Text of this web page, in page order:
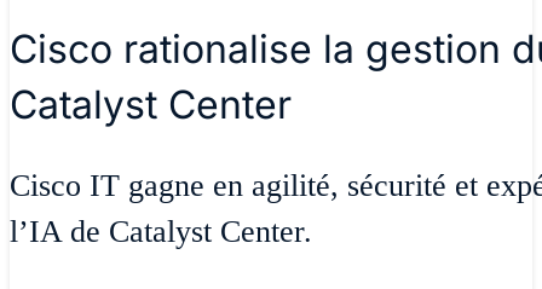
Cisco rationalise la gestion
Catalyst Center
Cisco IT gagne en agilité, sécurité et
l’IA de Catalyst Center.